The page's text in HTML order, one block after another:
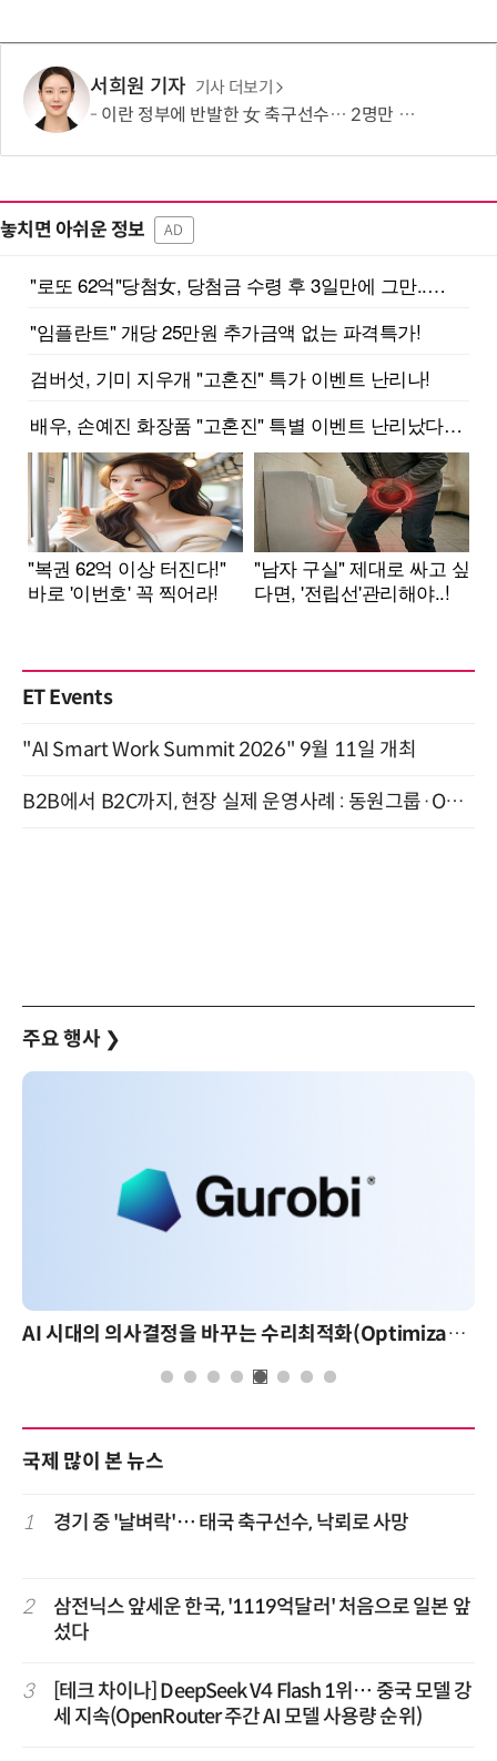
서희원 기자 기사 더보기
이란 정부에 반발한 女 축구선수… 2명만 호주 시민권 취득
놓치면 아쉬운 정보 AD
ET Events
"AI Smart Work Summit 2026" 9월 11일 개최
B2B에서 B2C까지, 현장 실제 운영사례 : 동원그룹·OCI·다이닝브랜즈그룹·당근 (8/27)
주요 행사 ❯
AI 시대의 의사결정을 바꾸는 수리최적화(Optimization): 실제 산업 적용 사례와 활용 전략
국제 많이 본 뉴스
1 경기 중 '날벼락'… 태국 축구선수, 낙뢰로 사망
2
삼전닉스 앞세운 한국, '1119억달러' 처음으로 일본 앞
섰다
3
[테크 차이나] DeepSeek V4 Flash 1위… 중국 모델 강
세 지속(OpenRouter 주간 AI 모델 사용량 순위)